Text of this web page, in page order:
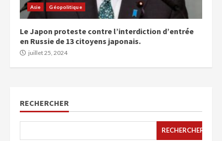
Asie Géopolitique
Le Japon proteste contre l’interdiction d’entrée
en Russie de 13 citoyens japonais.
juillet 25, 2024
RECHERCHER
RECHERCHER